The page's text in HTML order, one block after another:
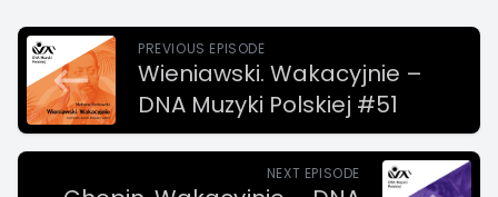
PREVIOUS EPISODE
Wieniawski. Wakacyjnie –
DNA Muzyki Polskiej #51
NEXT EPISODE